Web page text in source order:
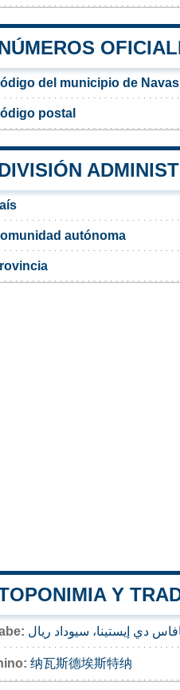
del municipio de
postal
autónoma
Y
دي إيستينا، سيوداد ريال
纳瓦斯德埃斯特纳